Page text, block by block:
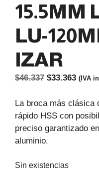
15.5MM
LU-
IZAR
$46.337 El
original
era:
$46.337.
$33.363El
actual
es:
(IVA
La broca más clásica
rápido HSS con
preciso garantizado
aluminio.
Sin existencias